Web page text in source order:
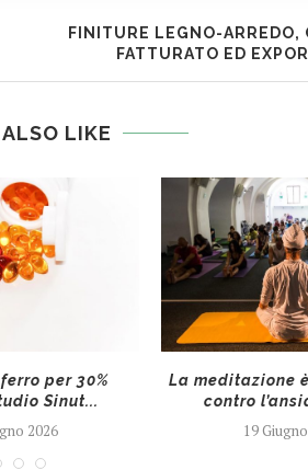
FINITURE LEGNO-ARREDO,
FATTURATO ED
LIKE
per 30%
Sinut...
2026
La meditazione
contro
19